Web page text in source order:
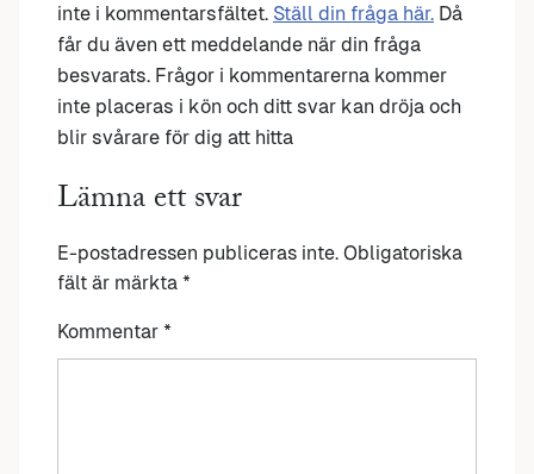
inte i kommentarsfältet. Ställ din fråga här. Då
får du även ett meddelande när din fråga
besvarats. Frågor i kommentarerna kommer
inte placeras i kön och ditt svar kan dröja och
blir svårare för dig att hitta
Lämna ett svar
E-postadressen publiceras inte. Obligatoriska
fält är märkta *
Kommentar *